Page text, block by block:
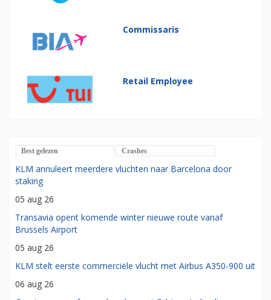
Commissaris
Retail Employee
Best gelezen Crashes
KLM annuleert meerdere vluchten naar Barcelona door
staking
05 aug 26
Transavia opent komende winter nieuwe route vanaf
Brussels Airport
05 aug 26
KLM stelt eerste commerciële vlucht met Airbus A350-900 uit
06 aug 26